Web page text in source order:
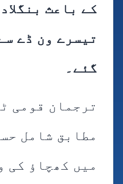
کے باعث
تیسرے ون ڈے
گئے۔
ترجمان قومی
مطابق شامل
میں کھچاؤ کی